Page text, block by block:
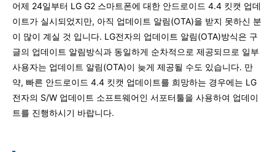
어제 24일부터 LG G2 스마트폰에 대한 안드로이드 4.4 킷캣 업데
이트가 실시되었지만, 아직 업데이트 알림(OTA)을 받지 못하신 분
이 많이 계실 것 입니다. LG전자의 업데이트 알림(OTA)방식은 구
글의 업데이트 알림방식과 동일하게 순차적으로 제공되므로 일부
사용자는 업데이트 알림(OTA)이 늦게 제공될 수도 있습니다. 만
약, 빠른 안드로이드 4.4 킷캣 업데이트를 희망하는 경우에는 LG
전자의 S/W 업데이트 소프트웨어인 서포터툴을 사용하여 업데이
트를 진행하시기 바랍니다.